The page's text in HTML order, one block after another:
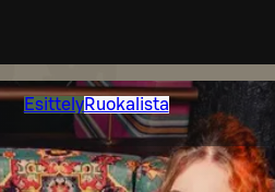
EsittelyRuokalista